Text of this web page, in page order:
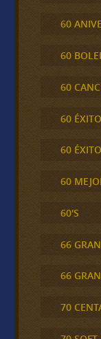
60
60
60
60
60
60
60'S
66
66
70